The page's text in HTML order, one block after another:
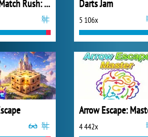
Coffee Match Rush: Sort Puzzle Darts Jam
5 106x
Arrow Escape:
4 442x